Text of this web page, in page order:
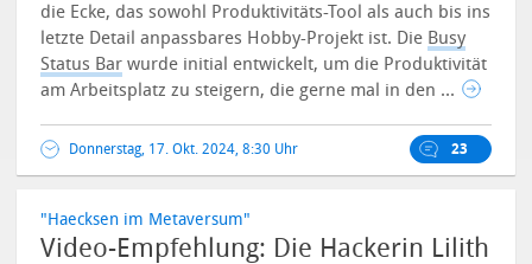
die Ecke, das sowohl Produktivitäts-Tool als auch bis ins
letzte Detail anpassbares Hobby-Projekt ist. Die Busy
Status Bar wurde initial entwickelt, um die Produktivität
am Arbeitsplatz zu steigern, die gerne mal in den ...
Donnerstag, 17. Okt. 2024, 8:30 Uhr 23
"Haecksen im Metaversum"
Video-Empfehlung: Die Hackerin Lilith